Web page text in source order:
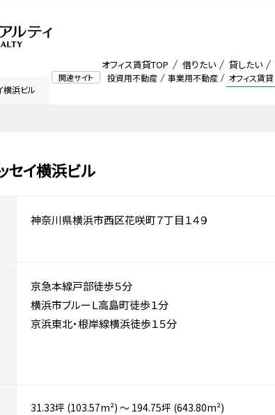
関連サイト 投資用不動産 事業用不動産 オフィス賃貸
オフィス賃貸TOP 借りたい 貸したい
横浜ビル
セイ横浜ビル
神奈川県横浜市西区花咲町７丁目１４９
京急本線戸部徒歩５分
横浜市ブルーＬ高島町徒歩１分
京浜東北・根岸線横浜徒歩１５分
31.33坪 (103.57m²) ～ 194.75坪 (643.80m²)